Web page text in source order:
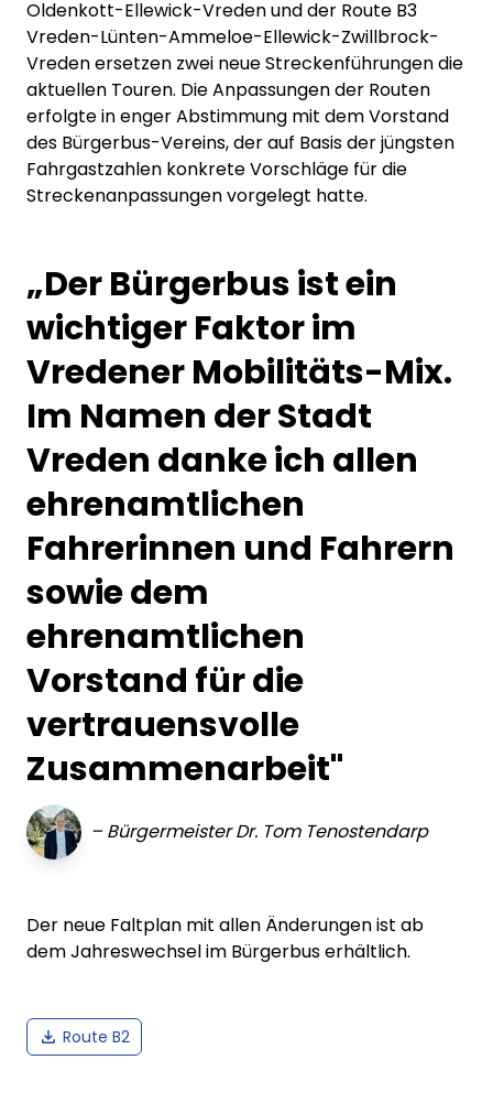
Oldenkott-Ellewick-Vreden und der Route B3
Vreden-Lünten-Ammeloe-Ellewick-Zwillbrock-
Vreden ersetzen zwei neue Streckenführungen die
aktuellen Touren. Die Anpassungen der Routen
erfolgte in enger Abstimmung mit dem Vorstand
des Bürgerbus-Vereins, der auf Basis der jüngsten
Fahrgastzahlen konkrete Vorschläge für die
Streckenanpassungen vorgelegt hatte.
„Der Bürgerbus ist ein
wichtiger Faktor im
Vredener Mobilitäts-Mix.
Im Namen der Stadt
Vreden danke ich allen
ehrenamtlichen
Fahrerinnen und Fahrern
sowie dem
ehrenamtlichen
Vorstand für die
vertrauensvolle
Zusammenarbeit"
– Bürgermeister Dr. Tom Tenostendarp
Der neue Faltplan mit allen Änderungen ist ab
dem Jahreswechsel im Bürgerbus erhältlich.
Route B2